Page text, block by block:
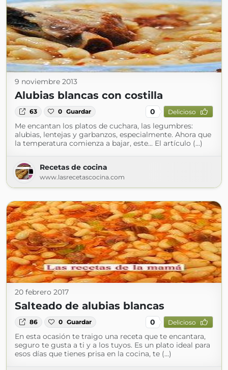
9 noviembre 2013
Alubias blancas con costilla
63 0 Guardar 0 Delicioso
Me encantan los platos de cuchara, las legumbres:
alubias, lentejas y garbanzos, especialmente. Ahora que
la temperatura comienza a bajar, este... El artículo (...)
Recetas de cocina
www.lasrecetascocina.com
20 febrero 2017
Salteado de alubias blancas
86 0 Guardar 0 Delicioso
En esta ocasión te traigo una receta que te encantara,
seguro te gusta a ti y a los tuyos. Es un plato ideal para
esos días que tienes prisa en la cocina, te (...)